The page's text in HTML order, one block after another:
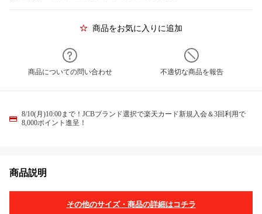
商品をお気に入りに追加
商品についての問い合わせ 不適切な商品を報告
8/10(月)10:00まで！JCBブランド選択で楽天カード新規入会＆3回利用で
8,000ポイント進呈！
商品説明
その他のサイズ・商品の詳細はコチラ